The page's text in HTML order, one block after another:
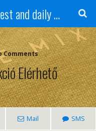
LITTLEMIX.HU | Your best and daily updated fansite about Little Mix
Comments
Elérhető
Mail SMS